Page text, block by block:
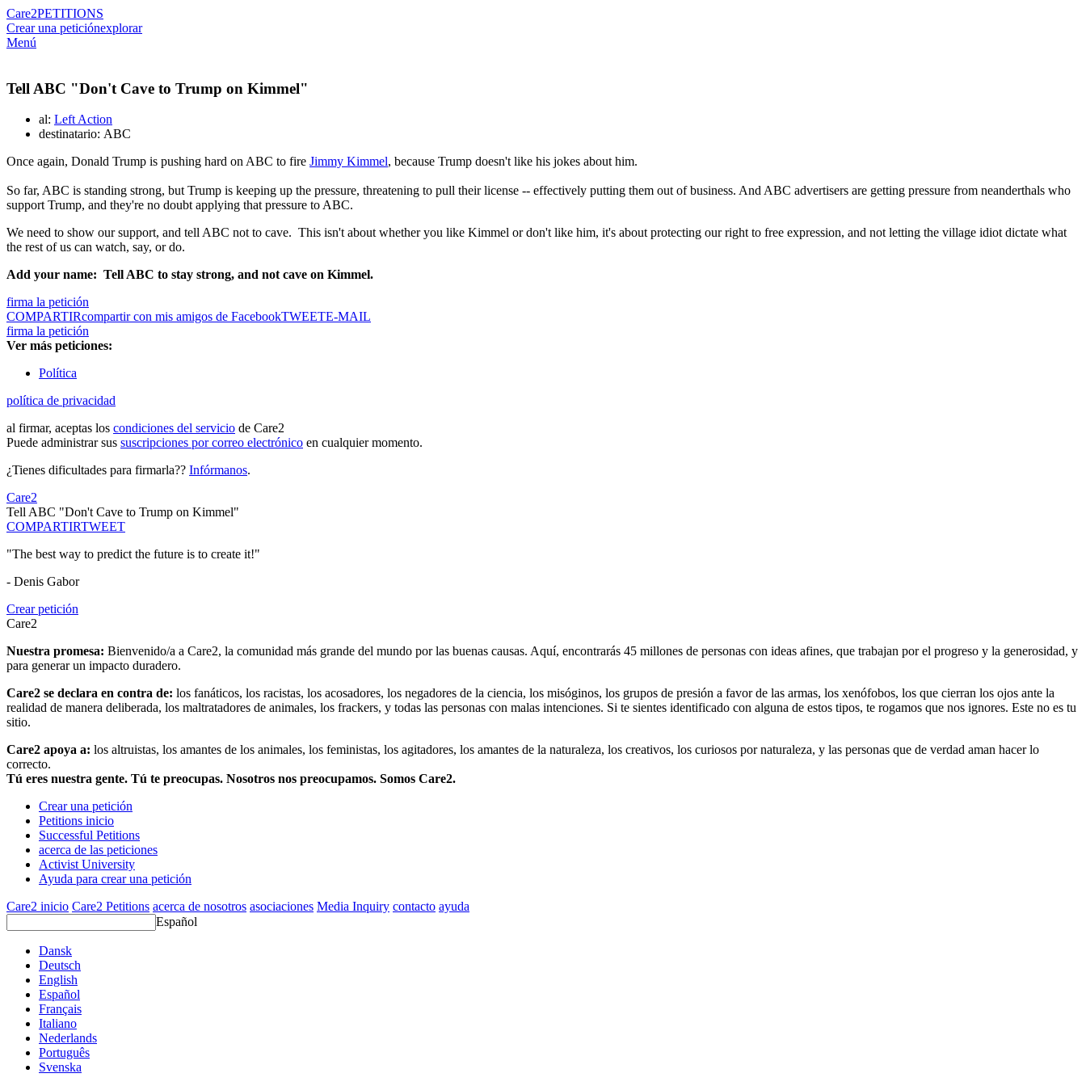
Care2PETITIONS
Crear una peticiónexplorar
Menú
Tell ABC "Don't Cave to Trump on Kimmel"
al: Left Action
destinatario: ABC
Once again, Donald Trump is pushing hard on ABC to fire Jimmy Kimmel, because Trump doesn't like his jokes about him.
So far, ABC is standing strong, but Trump is keeping up the pressure, threatening to pull their license -- effectively putting them out of business. And ABC advertisers are getting pressure from neanderthals who
support Trump, and they're no doubt applying that pressure to ABC.
We need to show our support, and tell ABC not to cave. This isn't about whether you like Kimmel or don't like him, it's about protecting our right to free expression, and not letting the village idiot dictate what
the rest of us can watch, say, or do.
Add your name: Tell ABC to stay strong, and not cave on Kimmel.
firma la petición
COMPARTIRcompartir con mis amigos de FacebookTWEETE-MAIL
firma la petición
Ver más peticiones:
Política
política de privacidad
al firmar, aceptas los condiciones del servicio de Care2
Puede administrar sus suscripciones por correo electrónico en cualquier momento.
¿Tienes dificultades para firmarla?? Infórmanos.
Care2
Tell ABC "Don't Cave to Trump on Kimmel"
COMPARTIRTWEET
"The best way to predict the future is to create it!"
- Denis Gabor
Crear petición
Care2
Nuestra promesa: Bienvenido/a a Care2, la comunidad más grande del mundo por las buenas causas. Aquí, encontrarás 45 millones de personas con ideas afines, que trabajan por el progreso y la generosidad, y
para generar un impacto duradero.
Care2 se declara en contra de: los fanáticos, los racistas, los acosadores, los negadores de la ciencia, los misóginos, los grupos de presión a favor de las armas, los xenófobos, los que cierran los ojos ante la
realidad de manera deliberada, los maltratadores de animales, los frackers, y todas las personas con malas intenciones. Si te sientes identificado con alguna de estos tipos, te rogamos que nos ignores. Este no es tu
sitio.
Care2 apoya a: los altruistas, los amantes de los animales, los feministas, los agitadores, los amantes de la naturaleza, los creativos, los curiosos por naturaleza, y las personas que de verdad aman hacer lo
correcto.
Tú eres nuestra gente. Tú te preocupas. Nosotros nos preocupamos. Somos Care2.
Crear una petición
Petitions inicio
Successful Petitions
acerca de las peticiones
Activist University
Ayuda para crear una petición
Care2 inicio Care2 Petitions acerca de nosotros asociaciones Media Inquiry contacto ayuda
Español
Dansk
Deutsch
English
Español
Français
Italiano
Nederlands
Português
Svenska